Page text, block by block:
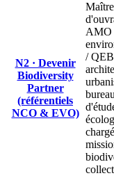
N2 · Devenir
Biodiversity
Partner
(référentiels
NCO & EVO)
AMO
/